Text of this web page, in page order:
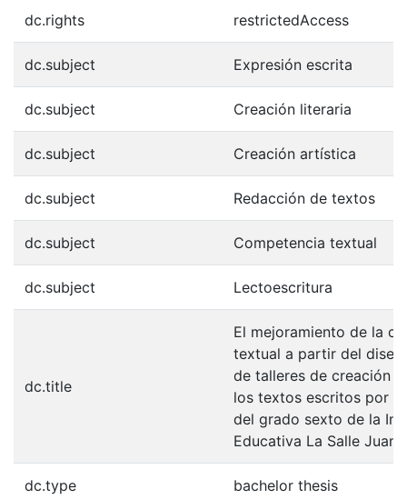
dc.rights restrictedAccess
dc.subject Expresión escrita
dc.subject Creación literaria
dc.subject Creación artística
dc.subject Redacción de textos
dc.subject Competencia textual
dc.subject Lectoescritura
dc.title
El mejoramiento de la
textual a partir del
de talleres de creación
los textos escritos por
del grado sexto de la
Educativa La Salle Juan
dc.type bachelor thesis